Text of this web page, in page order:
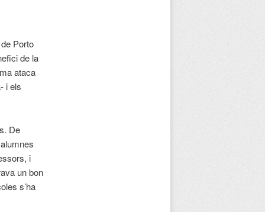
Porto
de la
ataca
i els
De
i
un bon
s’ha